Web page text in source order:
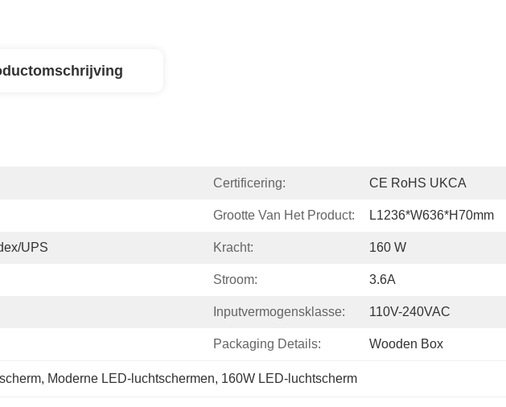
Certificering: CE RoHS UKCA
Grootte Van Het Product: L1236*W636*H70mm
UPS Kracht: 160 W
Stroom: 3.6A
Inputvermogensklasse: 110V-240VAC
Packaging Details: Wooden Box
, Moderne LED-luchtschermen, 160W LED-luchtscherm